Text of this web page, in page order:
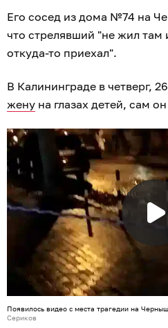
Его сосед из дома №74 на
что стрелявший "не жил там
откуда-то приехал".
В Калининграде в четверг,
жену на глазах детей, сам
Появилось видео с места трагедии на
Сериков